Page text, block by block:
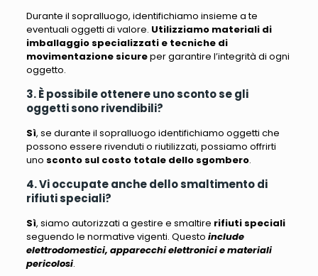
Durante il sopralluogo, identifichiamo insieme a te
eventuali oggetti di valore. Utilizziamo materiali di
imballaggio specializzati e tecniche di
movimentazione sicureper garantire l’integrità di ogni
oggetto.
3. È possibile ottenere uno sconto se gli
oggetti sono rivendibili?
Sì, se durante il sopralluogo identifichiamo oggetti che
possono essere rivenduti o riutilizzati, possiamo offrirti
uno sconto sul costo totale dello sgombero.
4. Vi occupate anche dello smaltimento di
rifiuti speciali?
Sì, siamo autorizzati a gestire e smaltire rifiuti speciali
seguendo le normative vigenti. Questo include
elettrodomestici, apparecchi elettronici e materiali
pericolosi.